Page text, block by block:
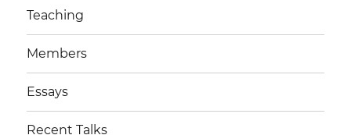
Teaching
Members
Essays
Recent Talks